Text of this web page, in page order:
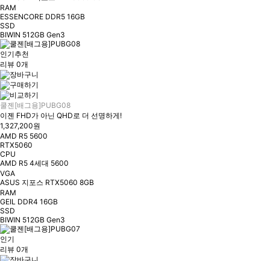
RAM
ESSENCORE DDR5 16GB
SSD
BIWIN 512GB Gen3
인기추천
리뷰 0개
쿨젠[배그용]PUBG08
이젠 FHD가 아닌 QHD로 더 선명하게!
1,327,200원
AMD R5 5600
RTX5060
CPU
AMD R5 4세대 5600
VGA
ASUS 지포스 RTX5060 8GB
RAM
GEIL DDR4 16GB
SSD
BIWIN 512GB Gen3
인기
리뷰 0개